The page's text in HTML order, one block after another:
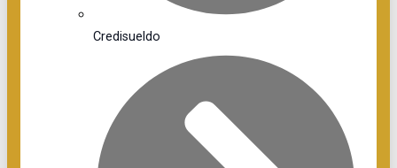
Credisueldo